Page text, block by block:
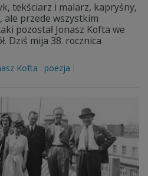
tekściarz i malarz, kapryśny,
przede wszystkim
pozostał Jonasz Kofta we
Dziś mija 38. rocznica
Kofta
poezja